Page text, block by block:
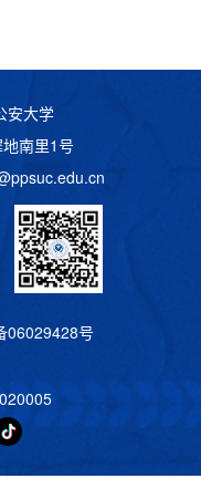
安大学
南里1号
06029428号